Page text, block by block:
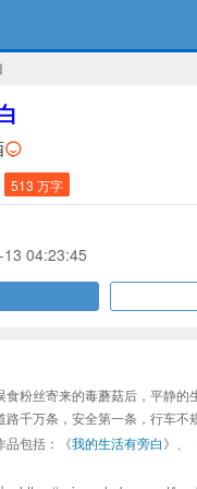
513 万字
04:23:45
粉丝寄来的毒蘑菇后，平静
千万条，安全第一条，行车
品包括：《我的生活有旁白》、